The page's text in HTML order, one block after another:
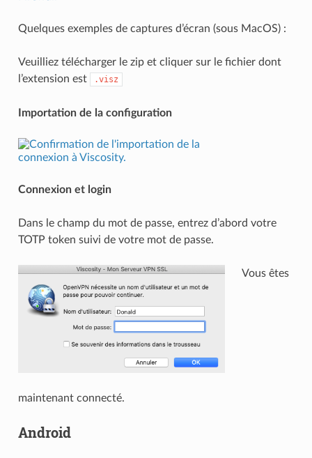
Quelques exemples de captures d’écran (sous MacOS) :
Veuilliez télécharger le zip et cliquer sur le fichier dont
l’extension est
.visz
Importation de la configuration
Connexion et login
Dans le champ du mot de passe, entrez d’abord votre
TOTP token suivi de votre mot de passe.
Vous êtes
maintenant connecté.
Android